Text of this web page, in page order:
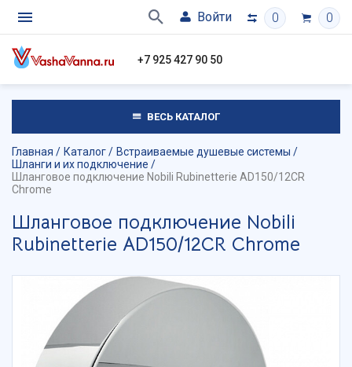
Войти 0 0
+7 925 427 90 50
ВЕСЬ КАТАЛОГ
Главная Каталог
Встраиваемые душевые системы
Шланги и их подключение
Шланговое подключение Nobili Rubinetterie AD150/12CR
Chrome
Шланговое подключение Nobili
Rubinetterie AD150/12CR Chrome